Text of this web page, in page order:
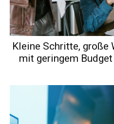
Kleine Schritte, große
mit geringem